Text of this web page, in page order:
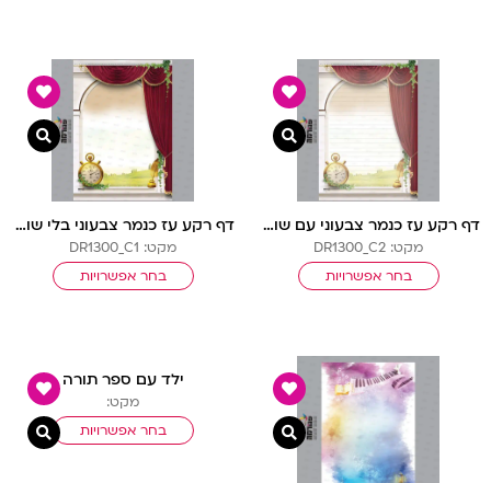
דף רקע עז כנמר צבעוני עם שורות
מקט: DR1300_C2
בחר אפשרויות
דף רקע עז כנמר צבעוני בלי שורות
מקט: DR1300_C1
בחר אפשרויות
ילד עם ספר תורה
מקט:
בחר אפשרויות